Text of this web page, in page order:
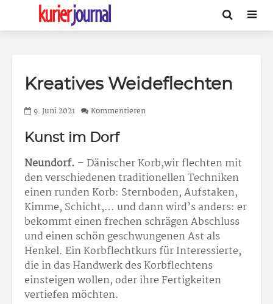
Kreatives Weideflechten
9. Juni 2021 Kommentieren
Kunst im Dorf
Neundorf. – Dänischer Korb,wir flechten mit
den verschiedenen traditionellen Techniken
einen runden Korb: Sternboden, Aufstaken,
Kimme, Schicht,… und dann wird’s anders: er
bekommt einen frechen schrägen Abschluss
und einen schön geschwungenen Ast als
Henkel. Ein Korbflechtkurs für Interessierte,
die in das Handwerk des Korbflechtens
einsteigen wollen, oder ihre Fertigkeiten
vertiefen möchten.